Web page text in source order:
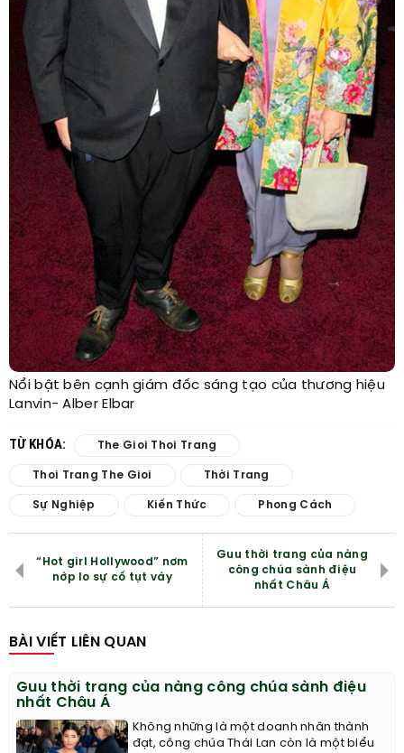
Nổi bật bên cạnh giám đốc sáng tạo của thương hiệu
Lanvin- Alber Elbar
TỪ KHÓA: The Gioi Thoi Trang
Thoi Trang The Gioi Thời Trang
Sự Nghiệp Kiến Thức Phong Cách
“Hot girl Hollywood” nơm
nớp lo sự cố tụt váy
Guu thời trang của nàng
công chúa sành điệu
nhất Châu Á
BÀI VIẾT LIÊN QUAN
Guu thời trang của nàng công chúa sành điệu
nhất Châu Á
Không những là một doanh nhân thành
đạt, công chúa Thái Lan còn là một biểu